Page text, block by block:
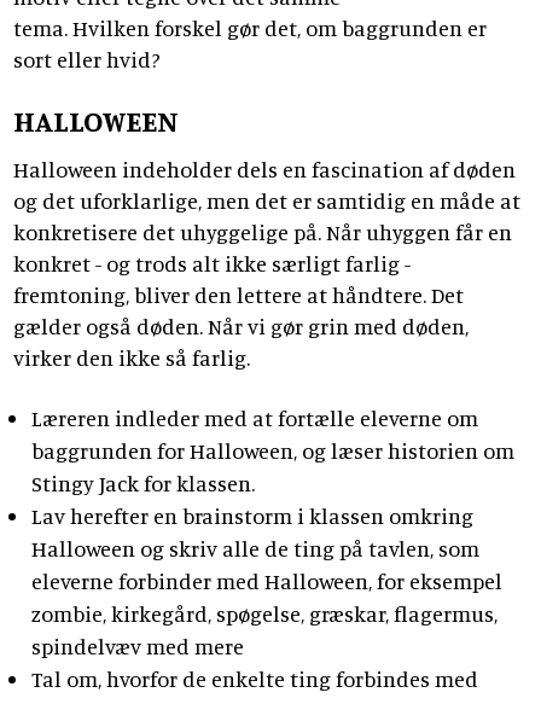
tema. Hvilken forskel gør det, om baggrunden er
sort eller hvid?
HALLOWEEN
Halloween indeholder dels en fascination af døden
og det uforklarlige, men det er samtidig en måde at
konkretisere det uhyggelige på. Når uhyggen får en
konkret - og trods alt ikke særligt farlig -
fremtoning, bliver den lettere at håndtere. Det
gælder også døden. Når vi gør grin med døden,
virker den ikke så farlig.
Læreren indleder med at fortælle eleverne om
baggrunden for Halloween, og læser historien om
Stingy Jack for klassen.
Lav herefter en brainstorm i klassen omkring
Halloween og skriv alle de ting på tavlen, som
eleverne forbinder med Halloween, for eksempel
zombie, kirkegård, spøgelse, græskar, flagermus,
spindelvæv med mere
Tal om, hvorfor de enkelte ting forbindes med